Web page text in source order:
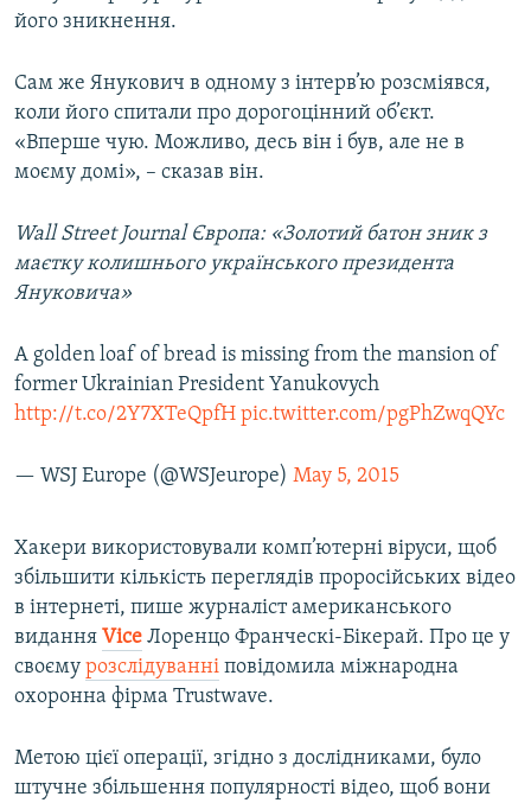
його зникнення.
Сам же Янукович в одному з інтерв’ю розсміявся,
коли його спитали про дорогоцінний об’єкт.
«Вперше чую. Можливо, десь він і був, але не в
моєму домі», – сказав він.
WallStreetJournal Європа: «Золотий батон зник з
маєтку колишнього українського президента
Януковича»
A golden loaf of bread is missing from the mansion of
former Ukrainian President Yanukovych
http://t.co/2Y7XTeQpfH pic.twitter.com/pgPhZwqQYc
— WSJ Europe (@WSJeurope) May 5, 2015
Хакери використовували комп’ютерні віруси, щоб
збільшити кількість переглядів проросійських відео
в інтернеті, пише журналіст американського
видання Vice Лоренцо Франческі-Бікерай. Про це у
своєму розслідуванні повідомила міжнародна
охоронна фірма Trustwave.
Метою цієї операції, згідно з дослідниками, було
штучне збільшення популярності відео, щоб вони